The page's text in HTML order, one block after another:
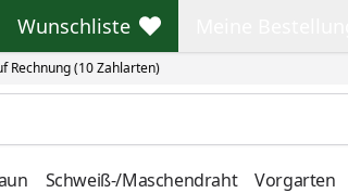
Rechnung (10 Zahlarten)
Wunschliste
Wunschliste
Schweiß-/Maschendraht Vorgarten